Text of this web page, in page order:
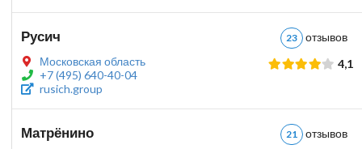
Русич 23
Московская область
+7 (495) 640-40-04
rusich.group
4,1
Матрёнино 21